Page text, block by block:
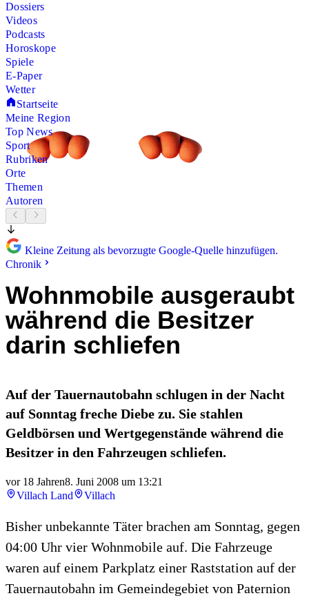
Dossiers
Videos
Podcasts
Horoskope
Spiele
E-Paper
Wetter
Startseite
Meine Region
Top News
Sport
Rubriken
Orte
Themen
Autoren
Kleine Zeitung als bevorzugte Google-Quelle hinzufügen.
Chronik
Wohnmobile ausgeraubt
während die Besitzer
darin schliefen
Auf der Tauernautobahn schlugen in der Nacht
auf Sonntag freche Diebe zu. Sie stahlen
Geldbörsen und Wertgegenstände während die
Besitzer in den Fahrzeugen schliefen.
vor 18 Jahren8. Juni 2008 um 13:21
Villach Land
Villach
Bisher unbekannte Täter brachen am Sonntag, gegen
04:00 Uhr vier Wohnmobile auf. Die Fahrzeuge
waren auf einem Parkplatz einer Raststation auf der
Tauernautobahn im Gemeindegebiet von Paternion